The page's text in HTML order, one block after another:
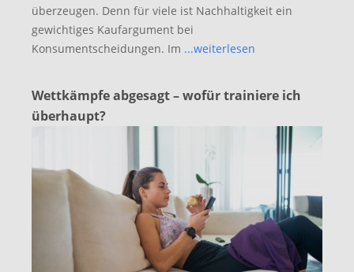
überzeugen. Denn für viele ist Nachhaltigkeit ein
gewichtiges Kaufargument bei
Konsumentscheidungen. Im ...weiterlesen
Wettkämpfe abgesagt – wofür trainiere ich
überhaupt?